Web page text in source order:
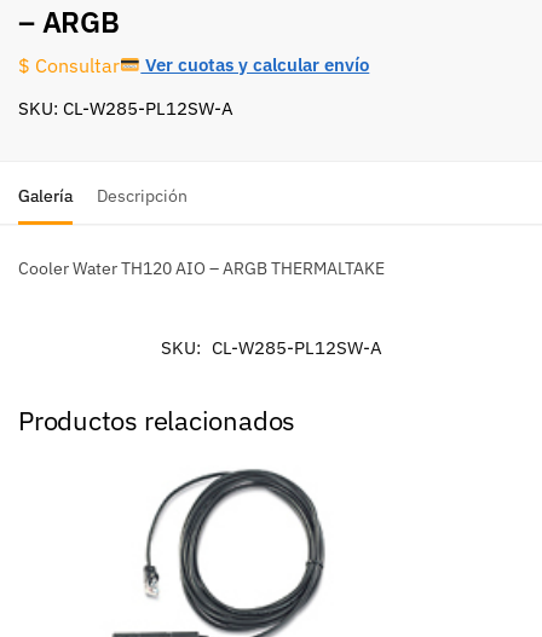
– ARGB
$ Consultar Ver cuotas y calcular envío
SKU: CL-W285-PL12SW-A
Galería Descripción
Cooler Water TH120 AIO – ARGB THERMALTAKE
SKU: CL-W285-PL12SW-A
Productos relacionados